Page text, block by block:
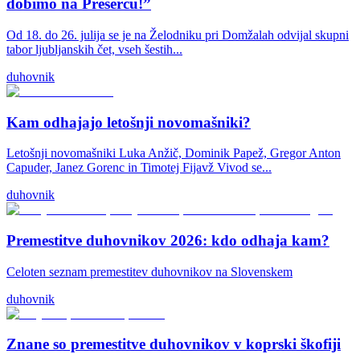
dobimo na Prešercu!”
Od 18. do 26. julija se je na Želodniku pri Domžalah odvijal skupni
tabor ljubljanskih čet, vseh šestih...
duhovnik
Kam odhajajo letošnji novomašniki?
Letošnji novomašniki Luka Anžič, Dominik Papež, Gregor Anton
Capuder, Janez Gorenc in Timotej Fijavž Vivod se...
duhovnik
Premestitve duhovnikov 2026: kdo odhaja kam?
Celoten seznam premestitev duhovnikov na Slovenskem
duhovnik
Znane so premestitve duhovnikov v koprski škofiji